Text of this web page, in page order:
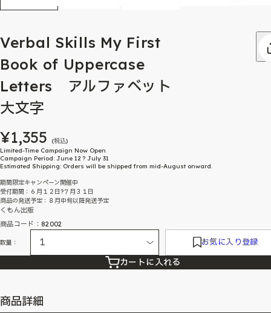
Verbal Skills My First
Book of Uppercase
Letters アルファベット
大文字
¥1,355
(税込)
Limited-Time Campaign Now Open
Campaign Period: June 12 ? July 31
Estimated Shipping: Orders will be shipped from mid-August onward.
期間限定キャンペーン開催中
受付期間：６月１２日?７月３１日
商品の発送予定：８月中旬以降発送予定
くもん出版
商品コード：82002
数量： お気に入り登録
カートに入れる
商品詳細